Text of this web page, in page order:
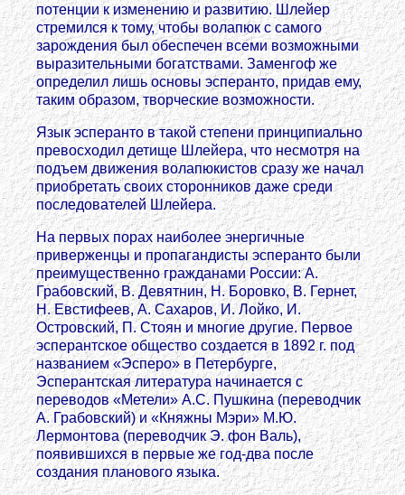
потенции к изменению и развитию. Шлейер
стремился к тому, чтобы волапюк с самого
зарождения был обеспечен всеми возможными
выразительными богатствами. Заменгоф же
определил лишь основы эсперанто, придав ему,
таким образом, творческие возможности.
Язык эсперанто в такой степени принципиально
превосходил детище Шлейера, что несмотря на
подъем движения волапюкистов сразу же начал
приобретать своих сторонников даже среди
последователей Шлейера.
На первых порах наиболее энергичные
приверженцы и пропагандисты эсперанто были
преимущественно гражданами России: А.
Грабовский, В. Девятнин, Н. Боровко, В. Гернет,
Н. Евстифеев, А. Сахаров, И. Лойко, И.
Островский, П. Стоян и многие другие. Первое
эсперантское общество создается в 1892 г. под
названием «Эсперо» в Петербурге,
Эсперантская литература начинается с
переводов «Метели» А.С. Пушкина (переводчик
А. Грабовский) и «Княжны Мэри» М.Ю.
Лермонтова (переводчик Э. фон Валь),
появившихся в первые же год-два после
создания планового языка.